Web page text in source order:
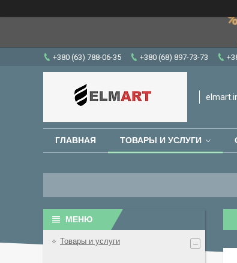
+380 (63) 788-06-35 +380 (68) 897-73-73
ГЛАВНАЯ ТОВАРЫ И УСЛУГИ
Товары и услуги